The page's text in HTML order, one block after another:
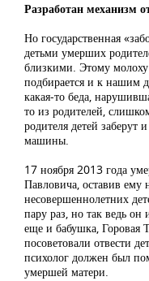
Разработан механизм
Но государственная
детьми умерших
близкими. Этому
подбирается и к нашим
какая-то беда,
то из родителей,
родителя детей заберут
машины.
17 ноября 2013 года
Павловича, оставив ему
несовершеннолетних
пару раз, но так ведь он
еще и бабушка, Горовая
посоветовали отвести
психолог должен был
умершей матери.